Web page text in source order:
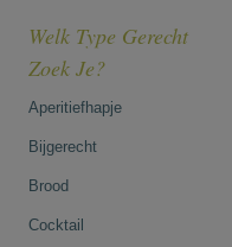
Welk Type Gerecht
Zoek Je?
Aperitiefhapje
Bijgerecht
Brood
Cocktail